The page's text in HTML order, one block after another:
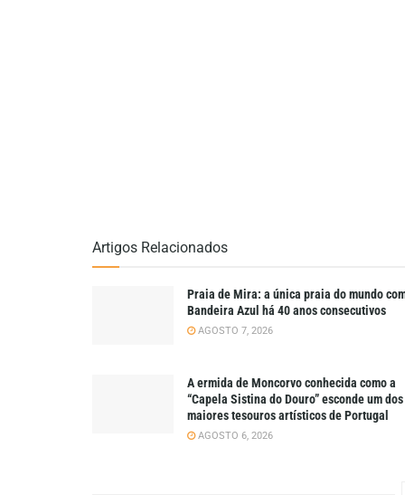
Artigos Relacionados
Praia de Mira: a única praia do mundo
Bandeira Azul há 40 anos consecutivos
AGOSTO 7, 2026
A ermida de Moncorvo conhecida como a
“Capela Sistina do Douro” esconde um dos
maiores tesouros artísticos de Portugal
AGOSTO 6, 2026